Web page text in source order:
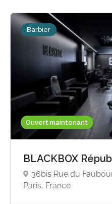
Pas encore d'avis
Ouvert maintenant
Barbier
BLACKBOX
36bis Rue du
Paris, France